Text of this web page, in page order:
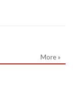
More »